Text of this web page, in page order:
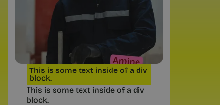
Vos émotions inconfortables
sont des balises | Chance
Susan David : la compétence clé n’est
plus la résilience qui encaisse, mais la
clarté émotionnelle. Utiliser la peur et
le doute comme indicateurs de ses
valeurs.
This is some text inside of a div
block.
This is some text inside of a div
block.